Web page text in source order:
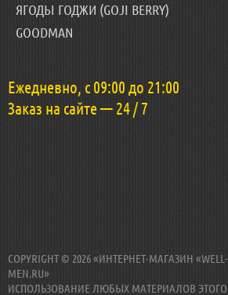
ЯГОДЫ ГОДЖИ (GOJI BERRY)
GOODMAN
Ежедневно, с 09:00 до 21:00
Заказ на сайте — 24 / 7
COPYRIGHT © 2026 «ИНТЕРНЕТ-МАГАЗИН «WELL-
MEN.RU»
ИСПОЛЬЗОВАНИЕ ЛЮБЫХ МАТЕРИАЛОВ ЭТОГО